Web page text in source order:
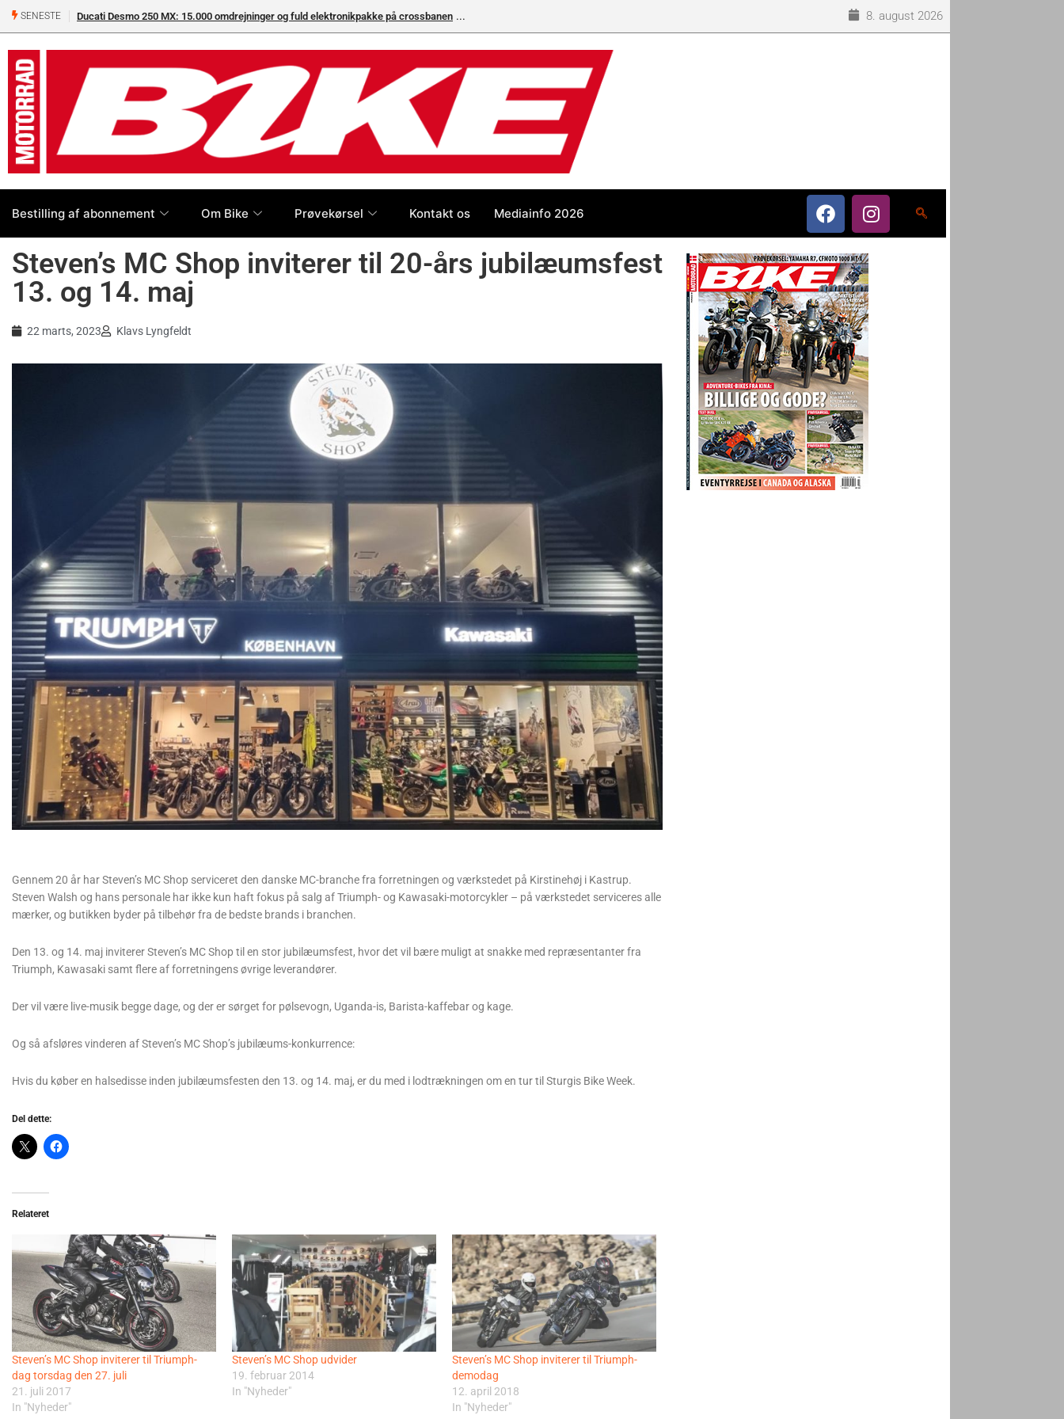
SENESTE Ducati Desmo 250 MX: 15.000 omdrejninger og fuld elektronikpakke på crossbanen 8. august 2026
Bestilling af abonnement Om Bike Prøvekørsel Kontakt os Mediainfo 2026
Steven’s MC Shop inviterer til 20-års jubilæumsfest
13. og 14. maj
22 marts, 2023 Klavs Lyngfeldt
Gennem 20 år har Steven’s MC Shop serviceret den danske MC-branche fra forretningen og værkstedet på Kirstinehøj i Kastrup.
Steven Walsh og hans personale har ikke kun haft fokus på salg af Triumph- og Kawasaki-motorcykler – på værkstedet serviceres alle
mærker, og butikken byder på tilbehør fra de bedste brands i branchen.
Den 13. og 14. maj inviterer Steven’s MC Shop til en stor jubilæumsfest, hvor det vil bære muligt at snakke med repræsentanter fra
Triumph, Kawasaki samt flere af forretningens øvrige leverandører.
Der vil være live-musik begge dage, og der er sørget for pølsevogn, Uganda-is, Barista-kaffebar og kage.
Og så afsløres vinderen af Steven’s MC Shop’s jubilæums-konkurrence:
Hvis du køber en halsedisse inden jubilæumsfesten den 13. og 14. maj, er du med i lodtrækningen om en tur til Sturgis Bike Week.
Del dette:
Relateret
Steven’s MC Shop inviterer til Triumph-
dag torsdag den 27. juli
21. juli 2017
In "Nyheder"
Steven’s MC Shop udvider
19. februar 2014
In "Nyheder"
Steven’s MC Shop inviterer til Triumph-
demodag
12. april 2018
In "Nyheder"